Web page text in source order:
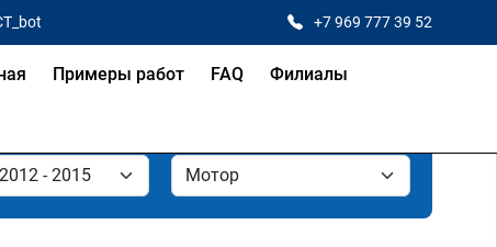
+7 969 777 39 52
Примеры работ FAQ Филиалы